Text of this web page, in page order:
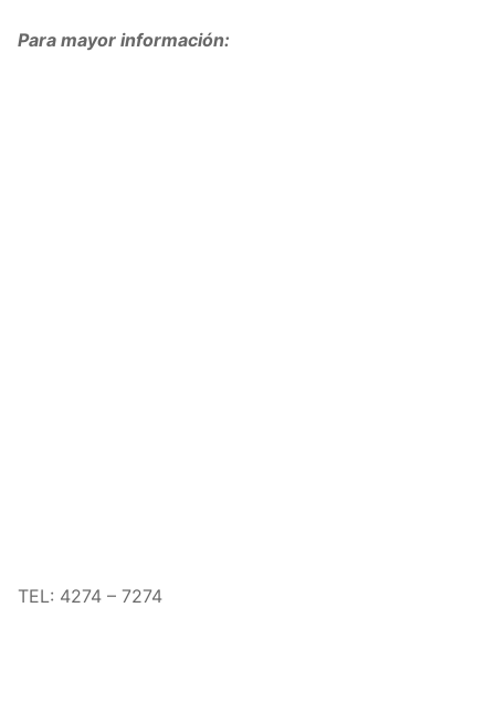
Para mayor información:
TEL: 4274 – 7274